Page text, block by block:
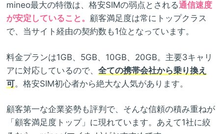
mineo最大の特徴は、格安SIMの弱点とされる通信速度
が安定していること。 顧客満足度は常にトップクラス
で、当サイト経由の契約数も1位となっています。
料金プランは1GB、5GB、10GB、20GB。主要3キャリ
アに対応しているので、 全ての携帯会社から乗り換え
可。格安SIM初心者から絶大な人気があります。
顧客第一な企業姿勢も評判で、そんな信頼の積み重ねが
「顧客満足度トップ」に現れています。あえて1社に絞